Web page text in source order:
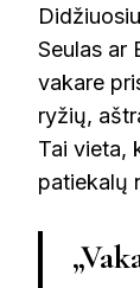
Seulas ar
vakare
ryžių,
Tai vieta,
patiekalų